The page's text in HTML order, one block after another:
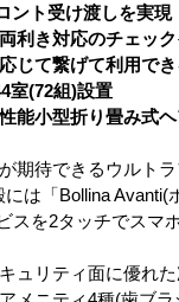
ント受け渡しを実
利き対応のチェック
て繋げて利用で
室(72組)設置
能小型折り畳み式
待できるウルト
「Bollina Avanti(
を2タッチでスマ
リティ面に優れ